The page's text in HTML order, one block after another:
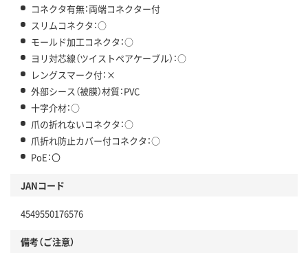
コネクタ有無：両端コネクター付
スリムコネクタ：○
モールド加工コネクタ：○
ヨリ対芯線（ツイストペアケーブル）：○
レングスマーク付：×
外部シース（被膜）材質：PVC
十字介材：○
爪の折れないコネクタ：○
爪折れ防止カバー付コネクタ：○
PoE：〇
JANコード
4549550176576
備考（ご注意）